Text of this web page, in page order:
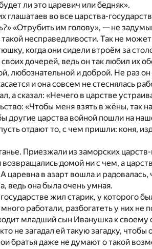
ли это царевич или бедняк».
глашатаев во все царства-
«Отрубить им голову», — не
несправедливости. Так не
когда они сидели втроём за
дочерей, ведь он так любил их
любознательной и доброй. Не раз
и она совсем не стеснялась
а сказал: «Нечего в царстве
«Чтобы меня взять в жёны, так
другие царства войной пошли на
отдают то, с чем пришли: коня,
Приезжали из заморских
домой ни с чем, а
царевна в азарт вошла и
ведь она была очень умная.
жил старик, у которого
работали, разбогатеть у них не
младший сын Иванушка к своему
не загадал ей такую загадку,
братья даже не думают о такой